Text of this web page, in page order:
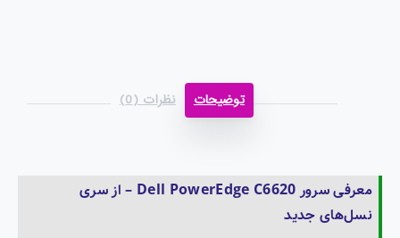
توضیحات نظرات (0)
معرفی سرور Dell PowerEdge C6620 – از سری
نسل‌های جدید